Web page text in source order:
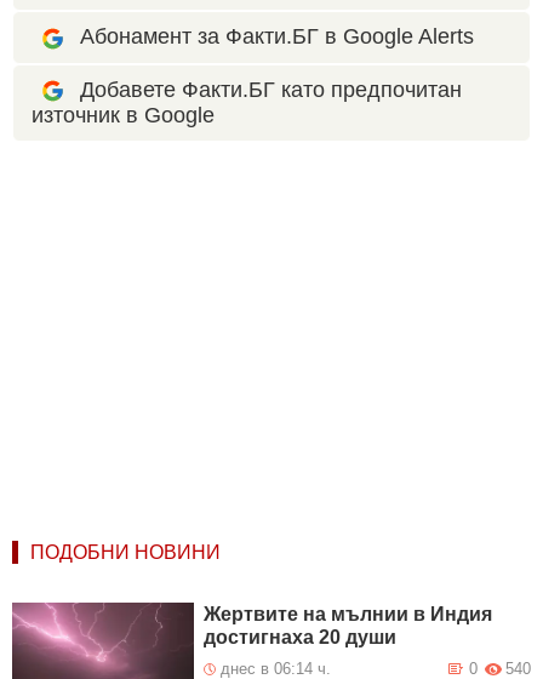
Абонамент за Факти.БГ в Google Alerts
Добавете Факти.БГ като предпочитан
източник в Google
ПОДОБНИ НОВИНИ
Жертвите на мълнии в Индия
достигнаха 20 души
днес в 06:14 ч. 540
0